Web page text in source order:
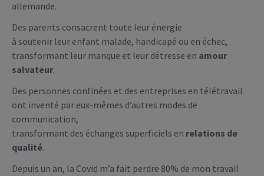
allemande.
Des parents consacrent toute leur énergie
à soutenir leur enfant malade, handicapé ou en échec,
transformant leur manque et leur détresse en amour
salvateur.
Des personnes confinées et des entreprises en télétravail
ont inventé par eux-mêmes d’autres modes de
communication,
transformant des échanges superficiels en relations de
qualité.
Depuis un an, la Covid m’a fait perdre 80% de mon travail